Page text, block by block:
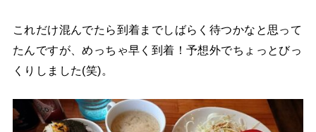
これだけ混んでたら到着までしばらく待つかなと思って
たんですが、めっちゃ早く到着！予想外でちょっとびっ
くりしました(笑)。